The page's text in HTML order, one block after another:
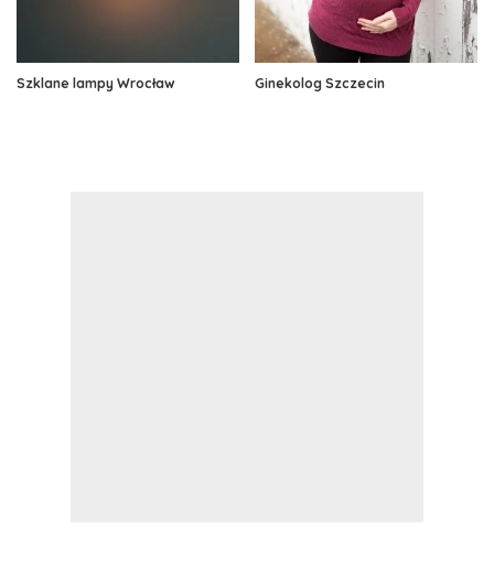
Szklane lampy Wrocław Ginekolog Szczecin